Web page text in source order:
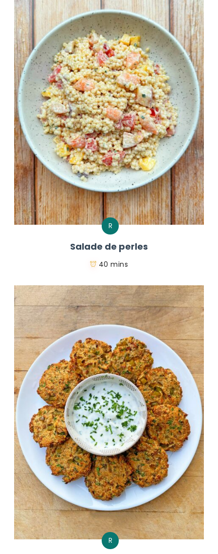
R
Salade de perles
40 mins
R